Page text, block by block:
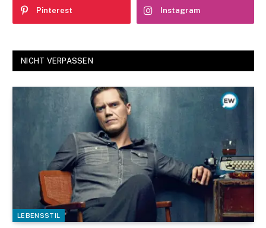
Pinterest Instagram
NICHT VERPASSEN
LEBENSSTIL